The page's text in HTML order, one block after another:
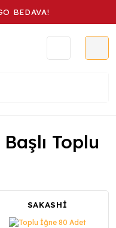
BEDAVA!
Toplu
SAKASHİ